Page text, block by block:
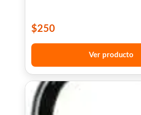
$250
Ver producto